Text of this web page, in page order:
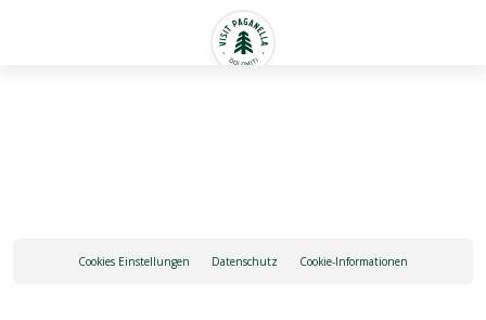
Cookies Einstellungen Datenschutz Cookie-Informationen